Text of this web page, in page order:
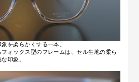
を柔らかくする一本。
ォックス型のフレームは、セル生地の柔ら
印象。